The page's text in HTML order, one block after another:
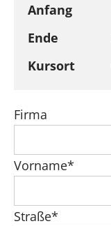
Firma
Vorname*
Straße*
Anfang
Ende
Kursort